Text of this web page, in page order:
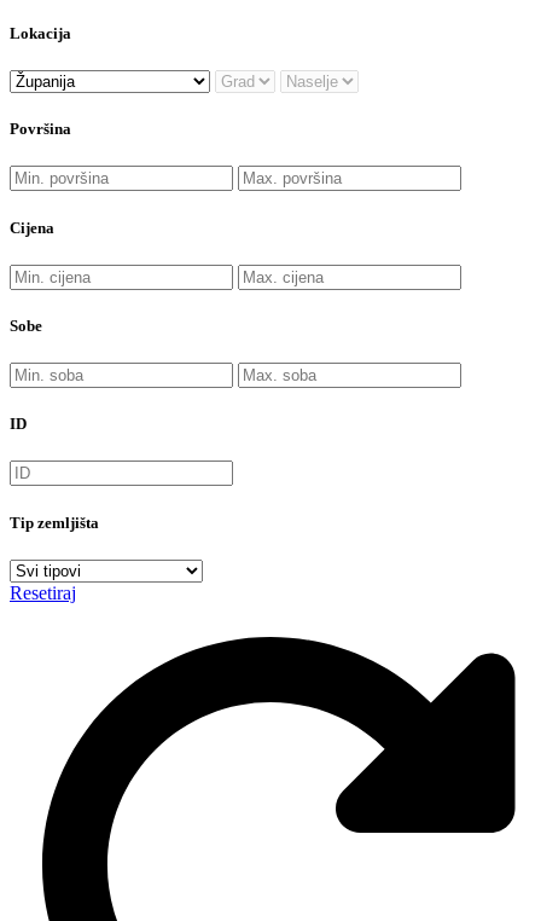
Lokacija
Površina
Cijena
Sobe
ID
Tip zemljišta
Resetiraj